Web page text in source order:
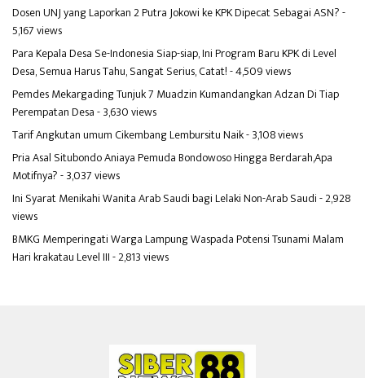
Dosen UNJ yang Laporkan 2 Putra Jokowi ke KPK Dipecat Sebagai ASN?-
5,167 views
Para Kepala Desa Se-Indonesia Siap-siap, Ini Program Baru KPK di Level
Desa, Semua Harus Tahu, Sangat Serius, Catat!- 4,509 views
Pemdes Mekargading Tunjuk 7 Muadzin Kumandangkan Adzan Di Tiap
Perempatan Desa- 3,630 views
Tarif Angkutan umum Cikembang Lembursitu Naik- 3,108 views
Pria Asal Situbondo Aniaya Pemuda Bondowoso Hingga Berdarah,Apa
Motifnya?- 3,037 views
Ini Syarat Menikahi Wanita Arab Saudi bagi Lelaki Non-Arab Saudi- 2,928
views
BMKG Memperingati Warga Lampung Waspada Potensi Tsunami Malam
Hari krakatau Level III- 2,813 views